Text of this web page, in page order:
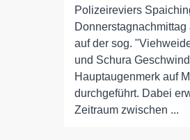
Polizeireviers
auf der sog.
und Schura
Hauptaugenmerk auf
durchgeführt. Dabei
Zeitraum zwischen ...